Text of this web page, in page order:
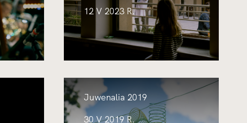
12 V 2023 R.
Juwenalia 2019
30 V 2019 R.